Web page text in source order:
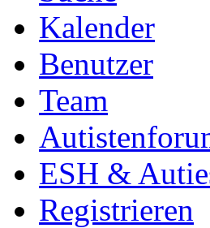
Kalender
Benutzer
Team
ESH &
Registrieren